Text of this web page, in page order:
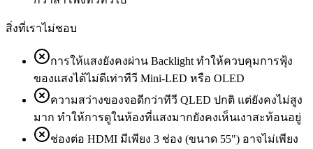
สิ่งที่เราไม่ชอบ
การให้แสงยังคงผ่าน Backlight ทำให้ควบคุมการฟุ้ง
ของแสงได้ไม่ดีเท่าทีวี Mini-LED หรือ OLED
ความสว่างของจอดีกว่าทีวี QLED ปกติ แต่ยังคงไม่สูง
มาก ทำให้การดูในห้องที่แสงมากยังคงเห็นเงาสะท้อนอยู่
ช่องต่อ HDMI มีเพียง 3 ช่อง (ขนาด 55") อาจไม่เพียง